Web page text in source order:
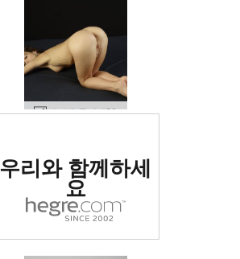
키키뱅 몸매 #52
로 평가됨
우리와 함께하세
요